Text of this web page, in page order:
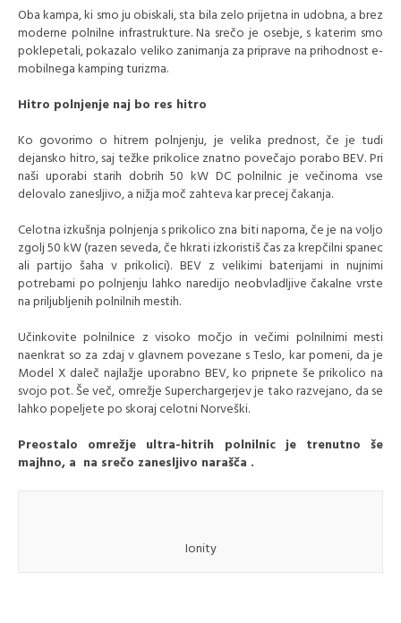
Oba kampa, ki smo ju obiskali, sta bila zelo prijetna in udobna, a brez
moderne polnilne infrastrukture. Na srečo je osebje, s katerim smo
poklepetali, pokazalo veliko zanimanja za priprave na prihodnost e-
mobilnega kamping turizma.
Hitro polnjenje naj bo res hitro
Ko govorimo o hitrem polnjenju, je velika prednost, če je tudi
dejansko hitro, saj težke prikolice znatno povečajo porabo BEV. Pri
naši uporabi starih dobrih 50 kW DC polnilnic je večinoma vse
delovalo zanesljivo, a nižja moč zahteva kar precej čakanja.
Celotna izkušnja polnjenja s prikolico zna biti naporna, če je na voljo
zgolj 50 kW (razen seveda, če hkrati izkoristiš čas za krepčilni spanec
ali partijo šaha v prikolici). BEV z velikimi baterijami in nujnimi
potrebami po polnjenju lahko naredijo neobvladljive čakalne vrste
na priljubljenih polnilnih mestih.
Učinkovite polnilnice z visoko močjo in večimi polnilnimi mesti
naenkrat so za zdaj v glavnem povezane s Teslo, kar pomeni, da je
Model X daleč najlažje uporabno BEV, ko pripnete še prikolico na
svojo pot. Še več, omrežje Superchargerjev je tako razvejano, da se
lahko popeljete po skoraj celotni Norveški.
Preostalo omrežje ultra-hitrih polnilnic je trenutno še
majhno, a na srečo zanesljivo narašča .
Ionity